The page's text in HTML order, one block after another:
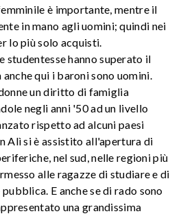
è importante, mentre il
in mano agli uomini; quindi nei
lo più solo acquisti.
studentesse hanno superato il
anche qui i baroni sono uomini.
un diritto di famiglia
negli anni '50 ad un livello
rispetto ad alcuni paesi
Alì si è assistito all'apertura di
nel sud, nelle regioni più
alle ragazze di studiare e di
E anche se di rado sono
una grandissima